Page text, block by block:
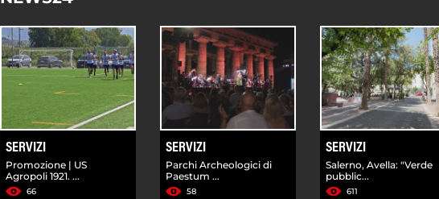
SERVIZI
Promozione | US
Agropoli 1921. ...
66
SERVIZI
Parchi Archeologici di
Paestum ...
58
SERVIZI
Salerno, Avella: "Verde
pubblic...
611